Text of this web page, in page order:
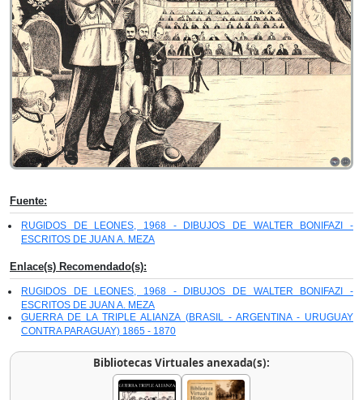
Fuente:
RUGIDOS DE LEONES, 1968 - DIBUJOS DE WALTER BONIFAZI -
ESCRITOS DE JUAN A. MEZA
Enlace(s) Recomendado(s):
RUGIDOS DE LEONES, 1968 - DIBUJOS DE WALTER BONIFAZI -
ESCRITOS DE JUAN A. MEZA
GUERRA DE LA TRIPLE ALIANZA (BRASIL - ARGENTINA - URUGUAY
CONTRA PARAGUAY) 1865 - 1870
Bibliotecas Virtuales anexada(s):